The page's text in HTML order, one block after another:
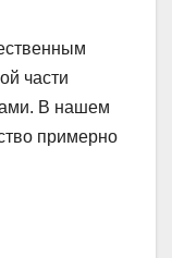
части
В нашем
примерно